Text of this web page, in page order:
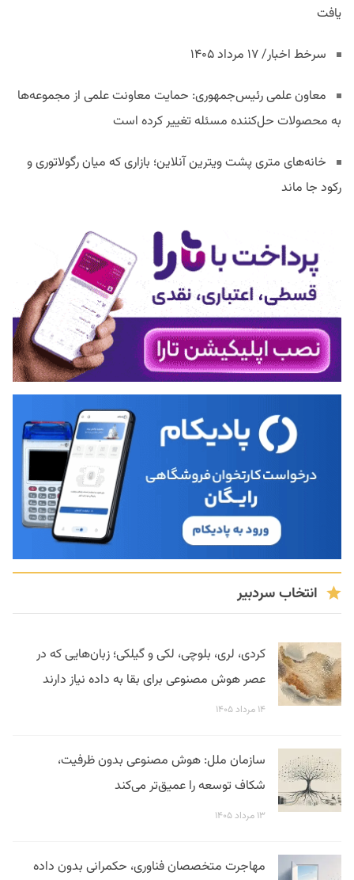
یافت
سرخط اخبار/ ۱۷ مرداد ۱۴۰۵
معاون علمی رئیس‌جمهوری: حمایت معاونت علمی از مجموعه‌ها
به محصولات حل‌کننده مسئله تغییر کرده است
خانه‌های متری پشت ویترین آنلاین؛ بازاری که میان رگولاتوری و
رکود جا ماند
انتخاب سردبیر
کردی، لری، بلوچی، لکی و گیلکی؛ زبان‌هایی که در
عصر هوش مصنوعی برای بقا به داده نیاز دارند
۱۴ مرداد ۱۴۰۵
سازمان ملل: هوش مصنوعی بدون ظرفیت،
شکاف توسعه را عمیق‌تر می‌کند
۱۳ مرداد ۱۴۰۵
مهاجرت متخصصان فناوری، حکمرانی بدون داده